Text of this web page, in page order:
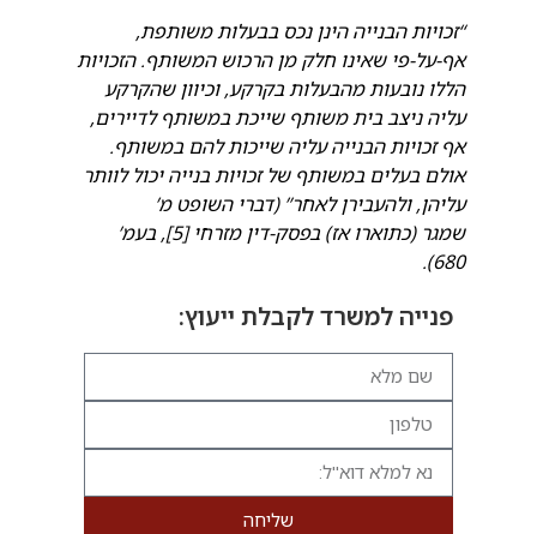
“זכויות הבנייה הינן נכס בבעלות משותפת,
אף-על-פי שאינו חלק מן הרכוש המשותף. הזכויות
הללו נובעות מהבעלות בקרקע, וכיוון שהקרקע
עליה ניצב בית משותף שייכת במשותף לדיירים,
אף זכויות הבנייה עליה שייכות להם במשותף.
אולם בעלים במשותף של זכויות בנייה יכול לוותר
עליהן, ולהעבירן לאחר” (דברי השופט מ’
שמגר (כתוארו אז) בפסק-דין מזרחי [5], בעמ’
680).
פנייה למשרד לקבלת ייעוץ:
שליחה